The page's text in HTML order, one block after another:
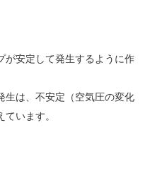
が安定して発生するように作
生は、不安定（空気圧の変化
います。